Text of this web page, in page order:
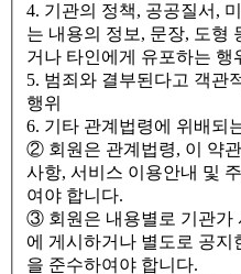
4. 기관의 정책, 공공질서,
는 내용의 정보, 문장, 도형
거나 타인에게 유포하는 행
5. 범죄와 결부된다고 객관
행위
6. 기타 관계법령에 위배되
② 회원은 관계법령, 이 약
사항, 서비스 이용안내 및
여야 합니다.
③ 회원은 내용별로 기관가
에 게시하거나 별도로 공지
을 준수하여야 합니다.